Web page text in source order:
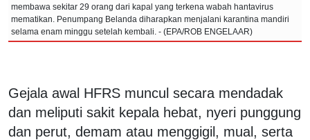
membawa sekitar 29 orang dari kapal yang terkena wabah hantavirus
mematikan. Penumpang Belanda diharapkan menjalani karantina mandiri
selama enam minggu setelah kembali. - (EPA/ROB ENGELAAR)
Gejala awal HFRS muncul secara mendadak
dan meliputi sakit kepala hebat, nyeri punggung
dan perut, demam atau menggigil, mual, serta